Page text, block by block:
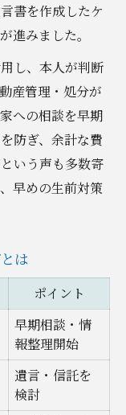
書を作成したケ
進みました。
し、本人が判断
産管理・処分が
への相談を早期
防ぎ、余計な費
いう声も多数寄
早めの生前対策
は
ポイント
早期相談・情
報整理開始
遺言・信託を
検討